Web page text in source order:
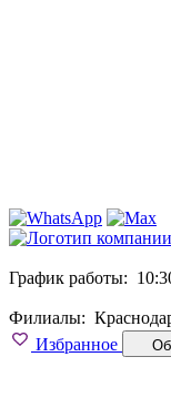
График работы:
Филиалы:
Избранное